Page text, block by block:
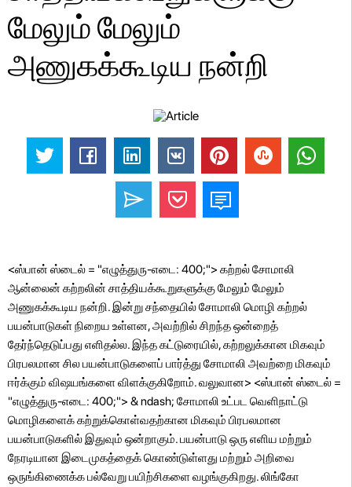
மேலும் மேலும்
அணுகக்கூடிய நன்றி
<ஸ்பான் ஸ்டைல் ​​= "எழுத்துரு-எடை: 400;"> கற்றல் சோமாலி
ஆன்லைன் கற்றலின் சாத்தியக்கூறுகளுக்கு மேலும் மேலும்
அணுகக்கூடிய நன்றி. இன்று சந்தையில் சோமாலி மொழி கற்றல்
பயன்பாடுகள் நிறைய உள்ளன, அவற்றில் சிறந்த ஒன்றைத்
தேர்ந்தெடுப்பது எளிதல்ல. இந்த கட்டுரையில், கற்றலுக்கான மிகவும்
பிரபலமான சில பயன்பாடுகளைப் பார்த்து சோமாலி அவற்றை மிகவும்
ஈர்க்கும் விஷயங்களை விளக்குகிறோம். வலுவான> <ஸ்பான் ஸ்டைல் ​​=
"எழுத்துரு-எடை: 400;"> & ndash; சோமாலி உட்பட வெளிநாட்டு
மொழிகளைக் கற்றுக்கொள்வதற்கான மிகவும் பிரபலமான
பயன்பாடுகளில் இதுவும் ஒன்றாகும். பயன்பாடு ஒரு எளிய மற்றும்
நேரடியான இடைமுகத்தைக் கொண்டுள்ளது மற்றும் அறிவை
ஒருங்கிணைக்க பல்வேறு பயிற்சிகளை வழங்குகிறது. லிங்கோ